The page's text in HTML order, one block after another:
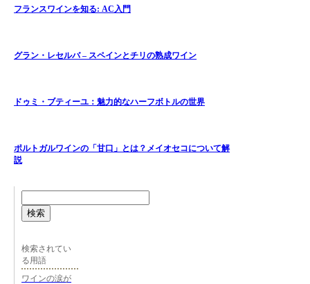
フランスワインを知る: AC入門
グラン・レセルバ – スペインとチリの熟成ワイン
ドゥミ・ブティーユ：魅力的なハーフボトルの世界
ポルトガルワインの「甘口」とは？メイオセコについて解
説
検索
検索されてい
る用語
ワインの涙が